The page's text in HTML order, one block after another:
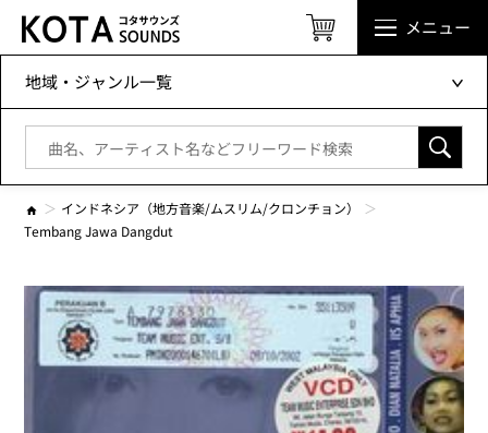
地域・ジャンル一覧
メニュー
インドネシア（地方音楽/ムスリム/クロンチョン）
Tembang Jawa Dangdut